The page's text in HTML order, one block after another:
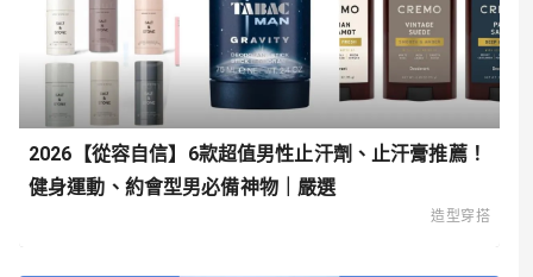
2026【從容自信】6款超值男性止汗劑、止汗膏推薦！
健身運動、約會型男必備神物｜嚴選
造型穿搭